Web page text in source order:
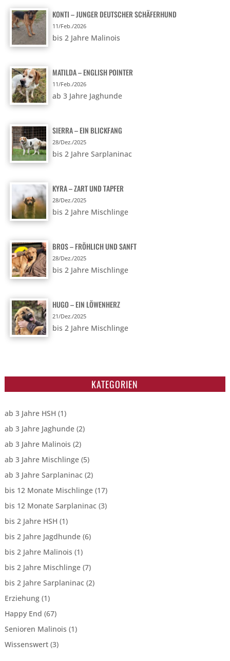
KONTI – JUNGER DEUTSCHER SCHÄFERHUND
11/Feb./2026
bis 2 Jahre Malinois
MATILDA – ENGLISH POINTER
11/Feb./2026
ab 3 Jahre Jaghunde
SIERRA – EIN BLICKFANG
28/Dez./2025
bis 2 Jahre Sarplaninac
KYRA – ZART UND TAPFER
28/Dez./2025
bis 2 Jahre Mischlinge
BROS – FRÖHLICH UND SANFT
28/Dez./2025
bis 2 Jahre Mischlinge
HUGO – EIN LÖWENHERZ
21/Dez./2025
bis 2 Jahre Mischlinge
KATEGORIEN
ab 3 Jahre HSH (1)
ab 3 Jahre Jaghunde(2)
ab 3 Jahre Malinois (2)
ab 3 Jahre Mischlinge(5)
ab 3 Jahre Sarplaninac(2)
bis 12 Monate Mischlinge(17)
bis 12 Monate Sarplaninac(3)
bis 2 Jahre HSH (1)
bis 2 Jahre Jagdhunde(6)
bis 2 Jahre Malinois (1)
bis 2 Jahre Mischlinge(7)
bis 2 Jahre Sarplaninac(2)
Erziehung(1)
Happy End (67)
Senioren Malinois (1)
Wissenswert(3)